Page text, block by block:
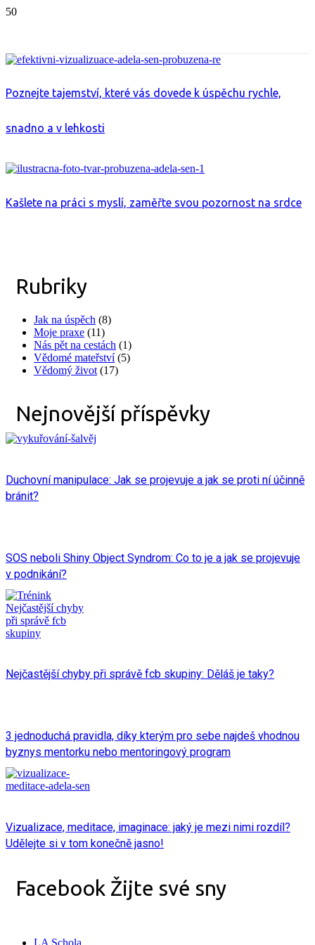
Poznejte tajemství, které vás dovede k úspěchu rychle,
snadno a v lehkosti
Kašlete na práci s myslí, zaměřte svou pozornost na srdce
Rubriky
Jak na úspěch (8)
Moje praxe (11)
Nás pět na cestách (1)
Vědomé mateřství(5)
Vědomý život (17)
Nejnovější příspěvky
Duchovní manipulace: Jak se projevuje a jak se proti ní účinně
bránit?
SOS neboli Shiny Object Syndrom: Co to je a jak se projevuje
v podnikání?
Nejčastější chyby při správě fcb skupiny: Děláš je taky?
3 jednoduchá pravidla, díky kterým pro sebe najdeš vhodnou
byznys mentorku nebo mentoringový program
Vizualizace, meditace, imaginace: jaký je mezi nimi rozdíl?
Udělejte si v tom konečně jasno!
Facebook Žijte své sny